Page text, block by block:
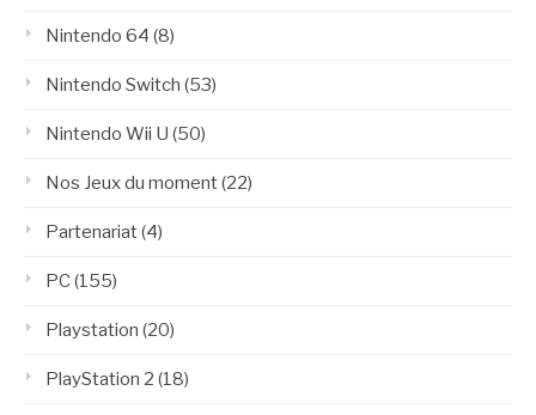
Nintendo 64 (8)
Nintendo Switch (53)
Nintendo Wii U (50)
Nos Jeux du moment(22)
Partenariat(4)
PC(155)
Playstation (20)
PlayStation 2 (18)